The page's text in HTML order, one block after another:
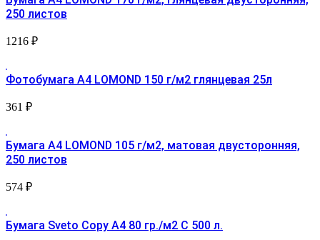
250 листов
1216 ₽
Фотобумага A4 LOMOND 150 г/м2 глянцевая 25л
361 ₽
Бумага A4 LOMOND 105 г/м2, матовая двусторонняя,
250 листов
574 ₽
Бумага Sveto Copy A4 80 гр./м2 С 500 л.